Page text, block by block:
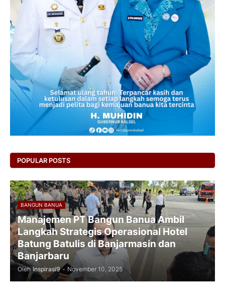
POPULAR POSTS
BANGUN BANUA
Manajemen PT Bangun Banua Ambil
Langkah Strategis Operasional Hotel
Batung Batulis di Banjarmasin dan
Banjarbaru
Oleh Inspirasi9 - November 10, 2025